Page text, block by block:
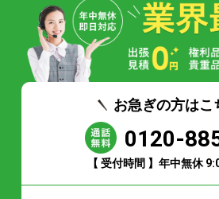
お急ぎの方はこ
0120-
【 受付時間 】年中無休